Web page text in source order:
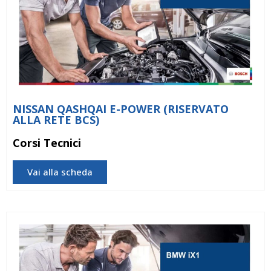
NISSAN QASHQAI E-POWER (RISERVATO
ALLA RETE BCS)
Corsi Tecnici
Vai alla scheda